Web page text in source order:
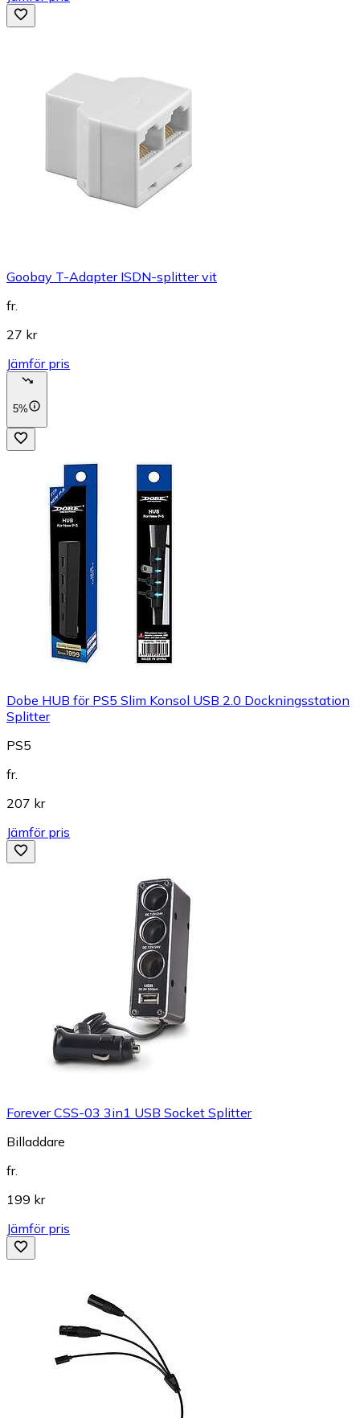
Goobay T-Adapter ISDN-splitter vit
fr.
27 kr
Jämför pris
5%
Dobe HUB för PS5 Slim Konsol USB 2.0 Dockningsstation
Splitter
PS5
fr.
207 kr
Jämför pris
Forever CSS-03 3in1 USB Socket Splitter
Billaddare
fr.
199 kr
Jämför pris